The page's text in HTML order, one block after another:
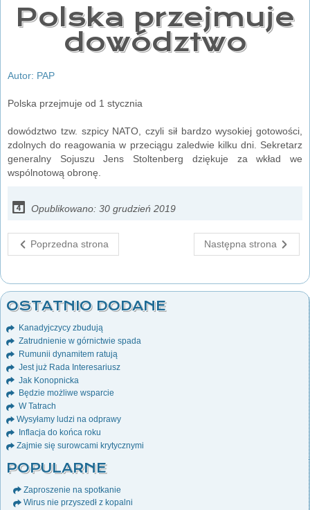
Polska przejmuje
dowództwo
Autor: PAP
Polska przejmuje od 1 stycznia
dowództwo tzw. szpicy NATO, czyli sił bardzo wysokiej gotowości,
zdolnych do reagowania w przeciągu zaledwie kilku dni. Sekretarz
generalny Sojuszu Jens Stoltenberg dziękuje za wkład we
wspólnotową obronę.
Opublikowano: 30 grudzień 2019
Poprzedna strona Następna strona
OSTATNIO DODANE
Kanadyjczycy zbudują
Zatrudnienie w górnictwie spada
Rumunii dynamitem ratują
Jest już Rada Interesariusz
Jak Konopnicka
Będzie możliwe wsparcie
W Tatrach
Wysyłamy ludzi na odprawy
Inflacja do końca roku
Zajmie się surowcami krytycznymi
POPULARNE
Zaproszenie na spotkanie
Wirus nie przyszedł z kopalni